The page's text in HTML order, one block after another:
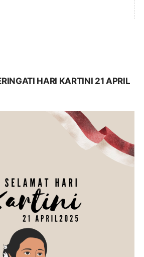
HARI KARTINI 21 APRIL